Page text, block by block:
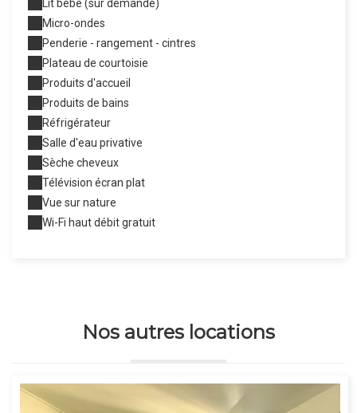
Lit bébé (sur demande)
Micro-ondes
Penderie - rangement - cintres
Plateau de courtoisie
Produits d'accueil
Produits de bains
Réfrigérateur
Salle d'eau privative
Sèche cheveux
Télévision écran plat
Vue sur nature
Wi-Fi haut débit gratuit
Nos autres locations